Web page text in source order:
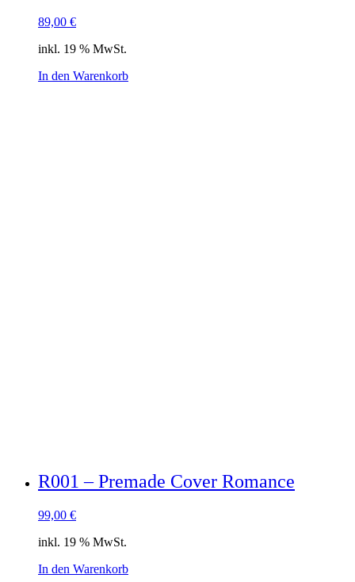
89,00 €
inkl. 19 % MwSt.
In den Warenkorb
R001 – Premade Cover Romance
99,00 €
inkl. 19 % MwSt.
In den Warenkorb